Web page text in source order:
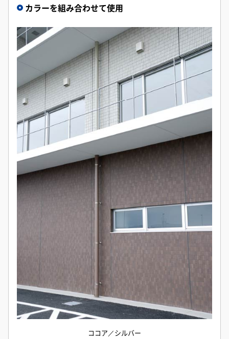
カラーを組み合わせて使用
ココア／シルバー